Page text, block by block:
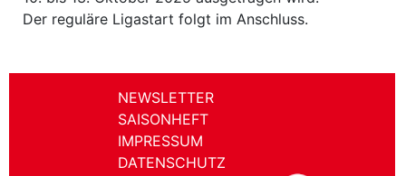
Der reguläre Ligastart folgt im Anschluss.
NEWSLETTER
SAISONHEFT
IMPRESSUM
DATENSCHUTZ